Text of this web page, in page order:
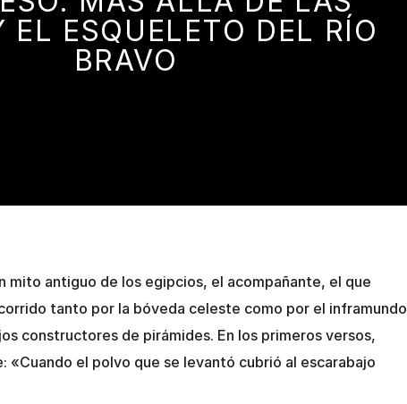
EL ESQUELETO DEL RÍO
BRAVO
mito antiguo de los egipcios, el acompañante, el que
tanto por la bóveda celeste como por el inframundo
constructores de pirámides. En los primeros versos,
«Cuando el polvo que se levantó cubrió al escarabajo